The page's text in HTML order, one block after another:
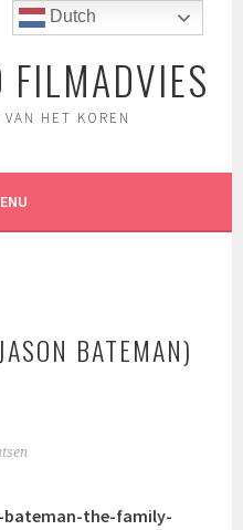
FILMADVIES
HET KOREN
BATEMAN)
Dutch